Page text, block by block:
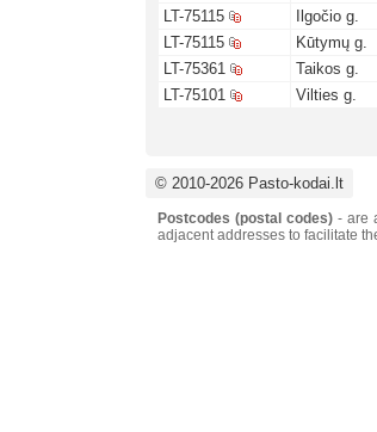
LT-75115
Ilgočio g.
LT-75115
Kūtymų g.
LT-75361
Taikos g.
LT-75101
Vilties g.
© 2010-2026 Pasto-kodai.lt
Postcodes (postal codes) - are
adjacent addresses to facilitate